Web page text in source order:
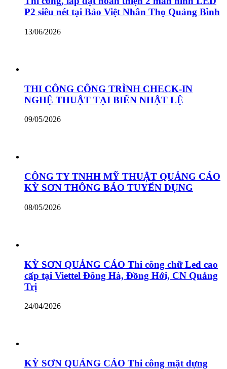
P2 siêu nét tại Bảo Việt Nhân Thọ Quảng Bình
13/06/2026
THI CÔNG CÔNG TRÌNH CHECK-IN
NGHỆ THUẬT TẠI BIỂN NHẬT LỆ
09/05/2026
CÔNG TY TNHH MỸ THUẬT QUẢNG CÁO
KỲ SƠN THÔNG BÁO TUYỂN DỤNG
08/05/2026
KỲ SƠN QUẢNG CÁO Thi công chữ Led cao
cấp tại Viettel Đông Hà, Đồng Hới, CN Quảng
Trị
24/04/2026
KỲ SƠN QUẢNG CÁO Thi công mặt dựng